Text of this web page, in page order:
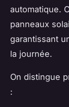
automatique.
panneaux
garantissant
la journée.
On distingue
: